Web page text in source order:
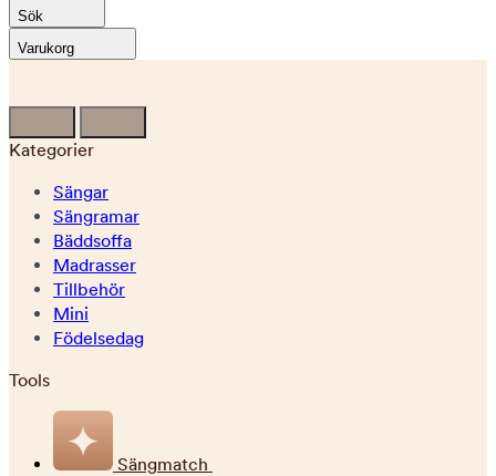
Sök
Varukorg
Kategorier
Sängar
Sängramar
Bäddsoffa
Madrasser
Tillbehör
Mini
Födelsedag
Tools
Sängmatch